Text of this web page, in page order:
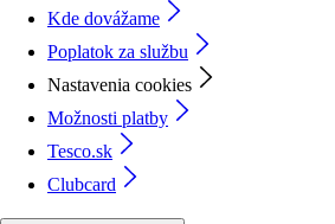
Kde dovážame
Poplatok za službu
Nastavenia cookies
Možnosti platby
Tesco.sk
Clubcard